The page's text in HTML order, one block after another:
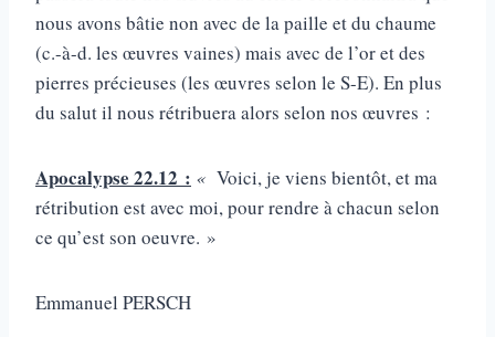
nous avons bâtie non avec de la paille et du chaume
(c.-à-d. les œuvres vaines) mais avec de l’or et des
pierres précieuses (les œuvres selon le S-E). En plus
du salut il nous rétribuera alors selon nos œuvres :
Apocalypse 22.12 : « Voici, je viens bientôt, et ma
rétribution est avec moi, pour rendre à chacun selon
ce qu’est son oeuvre. »
Emmanuel PERSCH